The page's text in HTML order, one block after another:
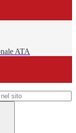
ATA